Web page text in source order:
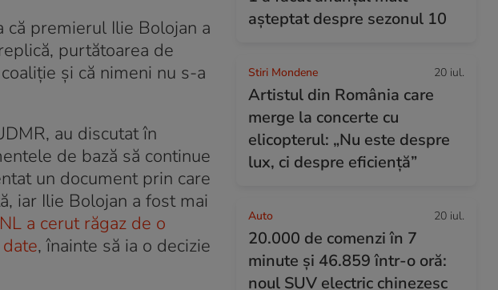
premierul Ilie Bolojan a
purtătoarea de
și că nimeni nu s-a
au discutat în
de bază să continue
un document prin care
iar Ilie Bolojan a fost mai
a cerut răgaz de o
, înainte să ia o decizie
așteptat despre sezonul 10
Stiri Mondene 20 iul.
Artistul din România care
merge la concerte cu
elicopterul: „Nu este despre
lux, ci despre eficiență”
Auto 20 iul.
20.000 de comenzi în 7
minute și 46.859 într-o oră:
noul SUV electric chinezesc